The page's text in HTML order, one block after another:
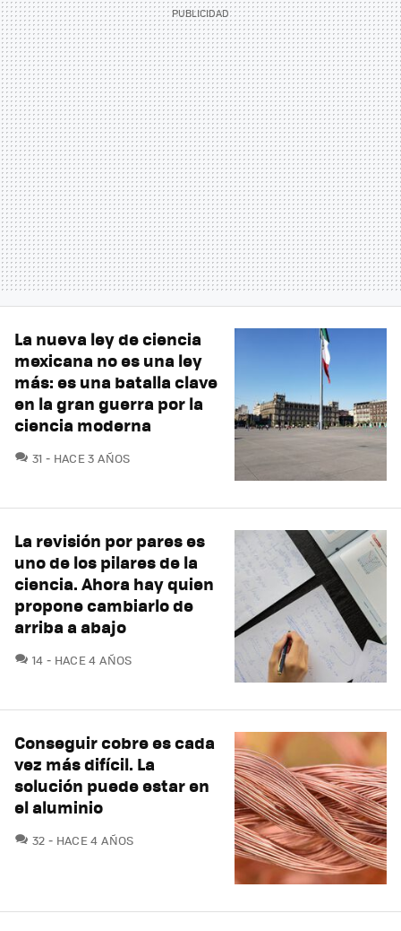
La nueva ley de ciencia
mexicana no es una ley
más: es una batalla clave
en la gran guerra por la
ciencia moderna
31 COMENTARIOS
HACE 3 AÑOS
La revisión por pares es
uno de los pilares de la
ciencia. Ahora hay quien
propone cambiarlo de
arriba a abajo
14 COMENTARIOS
HACE 4 AÑOS
Conseguir cobre es cada
vez más difícil. La
solución puede estar en
el aluminio
32 COMENTARIOS
HACE 4 AÑOS